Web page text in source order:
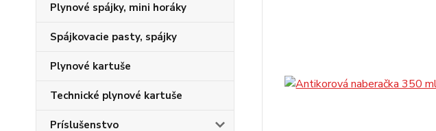
Plynové spájky, mini horáky
Spájkovacie pasty, spájky
Plynové kartuše
Technické plynové kartuše
Príslušenstvo